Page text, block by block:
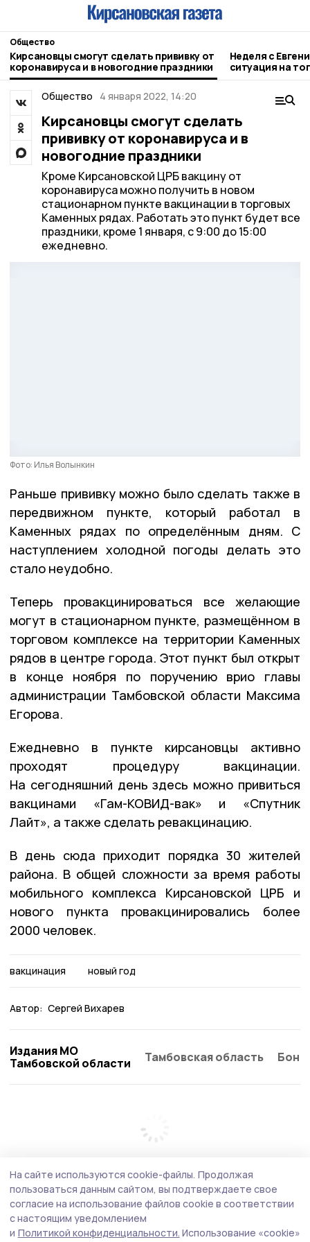
Общество
Кирсановцы смогут сделать прививку от
коронавируса и в новогодние праздники
Неделя с
ситуация на
городе и
Общество
4 января 2022, 14:20
Кирсановцы смогут сделать
прививку от коронавируса и в
новогодние праздники
Кроме Кирсановской ЦРБ вакцину от
коронавируса можно получить в новом
стационарном пункте вакцинации в торговых
Каменных рядах. Работать это пункт будет все
праздники, кроме 1 января, с 9:00 до 15:00
ежедневно.
Фото: Илья Волынкин
Раньше прививку можно было сделать также в
передвижном пункте, который работал в
Каменных рядах по определённым дням. С
наступлением холодной погоды делать это
стало неудобно.
Теперь провакцинироваться все желающие
могут в стационарном пункте, размещённом в
торговом комплексе на территории Каменных
рядов в центре города. Этот пункт был открыт
в конце ноября по поручению врио главы
администрации Тамбовской области Максима
Егорова.
Ежедневно в пункте кирсановцы активно
проходят процедуру вакцинации.
На сегодняшний день здесь можно привиться
вакцинами «Гам-КОВИД-вак» и «Спутник
Лайт», а также сделать ревакцинацию.
В день сюда приходит порядка 30 жителей
района. В общей сложности за время работы
мобильного комплекса Кирсановской ЦРБ и
нового пункта провакцинировались более
2000 человек.
вакцинация новый год
Автор: Сергей Вихарев
Издания МО
Тамбовской области
Тамбовская область
На сайте используются cookie-файлы. Продолжая
пользоваться данным сайтом, вы подтверждаете свое
согласие на использование файлов cookie в соответствии
с настоящим уведомлением
и Политикой конфиденциальности. Использование «cookie»